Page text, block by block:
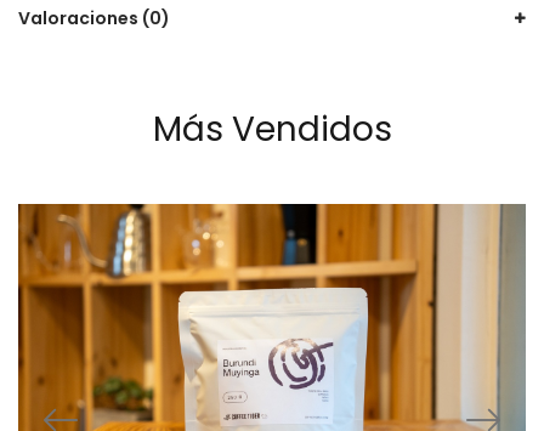
Valoraciones (0)
Más Vendidos